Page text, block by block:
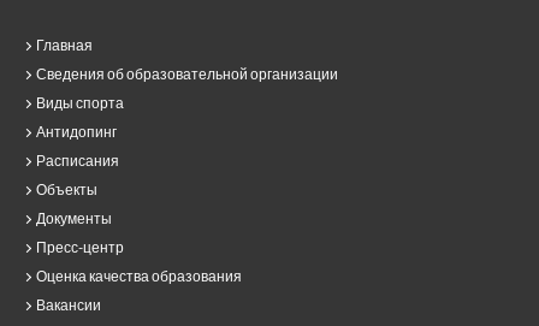
Главная
Сведения об образовательной организации
Виды спорта
Антидопинг
Расписания
Объекты
Документы
Пресс-центр
Оценка качества образования
Вакансии